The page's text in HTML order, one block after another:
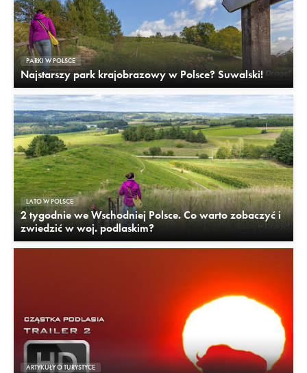
PARKI W POLSCE
Najstarszy park krajobrazowy w Polsce? Suwalski!
LATO W POLSCE
2 tygodnie we Wschodniej Polsce. Co warto zobaczyć i
zwiedzić w woj. podlaskim?
ARTYKUŁY O TURYSTYCE